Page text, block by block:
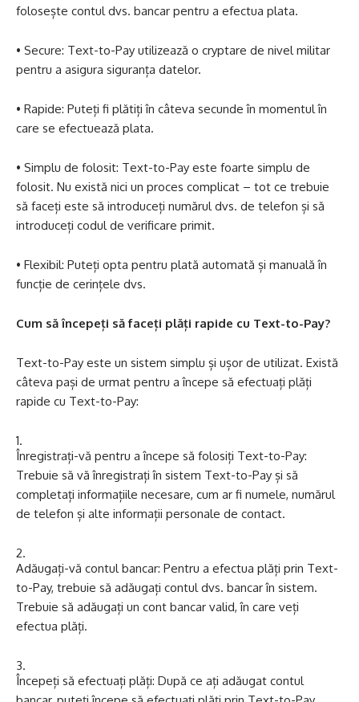
folosește contul dvs. bancar pentru a efectua plata.
• Secure: Text-to-Pay utilizează o cryptare de nivel militar
pentru a asigura siguranța datelor.
• Rapide: Puteți fi plătiți în câteva secunde în momentul în
care se efectuează plata.
• Simplu de folosit: Text-to-Pay este foarte simplu de
folosit. Nu există nici un proces complicat – tot ce trebuie
să faceți este să introduceți numărul dvs. de telefon și să
introduceți codul de verificare primit.
• Flexibil: Puteți opta pentru plată automată și manuală în
funcție de cerințele dvs.
Cum să începeți să faceți plăți rapide cu Text-to-Pay?
Text-to-Pay este un sistem simplu și ușor de utilizat. Există
câteva pași de urmat pentru a începe să efectuați plăți
rapide cu Text-to-Pay:
Înregistrați-vă pentru a începe să folosiți Text-to-Pay:
Trebuie să vă înregistrați în sistem Text-to-Pay și să
completați informațiile necesare, cum ar fi numele, numărul
de telefon și alte informații personale de contact.
Adăugați-vă contul bancar: Pentru a efectua plăți prin Text-
to-Pay, trebuie să adăugați contul dvs. bancar în sistem.
Trebuie să adăugați un cont bancar valid, în care veți
efectua plăți.
Începeți să efectuați plăți: După ce ați adăugat contul